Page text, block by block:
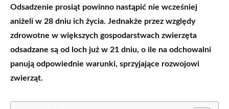
Odsadzenie prosiąt powinno nastąpić nie wcześniej
aniżeli w 28 dniu ich życia. Jednakże przez względy
zdrowotne w większych gospodarstwach zwierzęta
odsadzane są od loch już w 21 dniu, o ile na odchowalni
panują odpowiednie warunki, sprzyjające rozwojowi
zwierząt.